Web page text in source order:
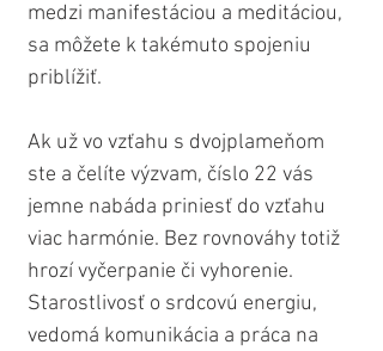
medzi manifestáciou a meditáciou,
sa môžete k takémuto spojeniu
priblížiť.
Ak už vo vzťahu s dvojplameňom
ste a čelíte výzvam, číslo 22 vás
jemne nabáda priniesť do vzťahu
viac harmónie. Bez rovnováhy totiž
hrozí vyčerpanie či vyhorenie.
Starostlivosť o srdcovú energiu,
vedomá komunikácia a práca na